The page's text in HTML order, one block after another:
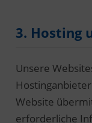
3. Hosting
Unsere
Website
erforderliche